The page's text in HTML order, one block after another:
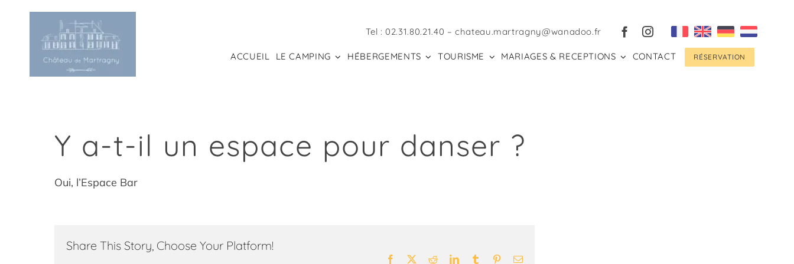
Tel :02.31.80.21.40 – chateau.martragny@wanadoo.fr
ACCUEIL LE CAMPING HÉBERGEMENTS TOURISME MARIAGES & RECEPTIONS CONTACT RÉSERVATION
Y a-t-il un espace pour danser ?
Oui, l’Espace Bar
Share This Story, Choose Your Platform!
Facebook RedditLinkedInTumblr PinterestEmail